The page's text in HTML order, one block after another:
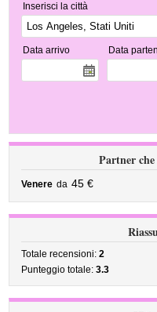
Inserisci la città
Data arrivo Data
Partner
Venere da 45 €
Totale recensioni:2
Punteggio totale:3.3